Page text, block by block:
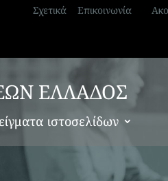
Σχετικά Επικοινωνία
ΕΛΛΑΔΟΣ
ιστοσελίδων